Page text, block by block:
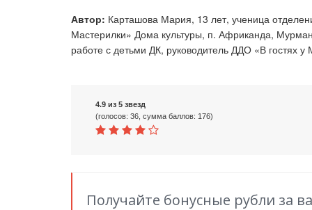
Автор: Карташова Мария, 13 лет, ученица
Мастерилки» Дома культуры, п. Африканда,
работе с детьми ДК, руководитель ДДО «В гостях
4.9 из 5 звезд
(голосов: 36, сумма баллов: 176)
Получайте бонусные рубли за